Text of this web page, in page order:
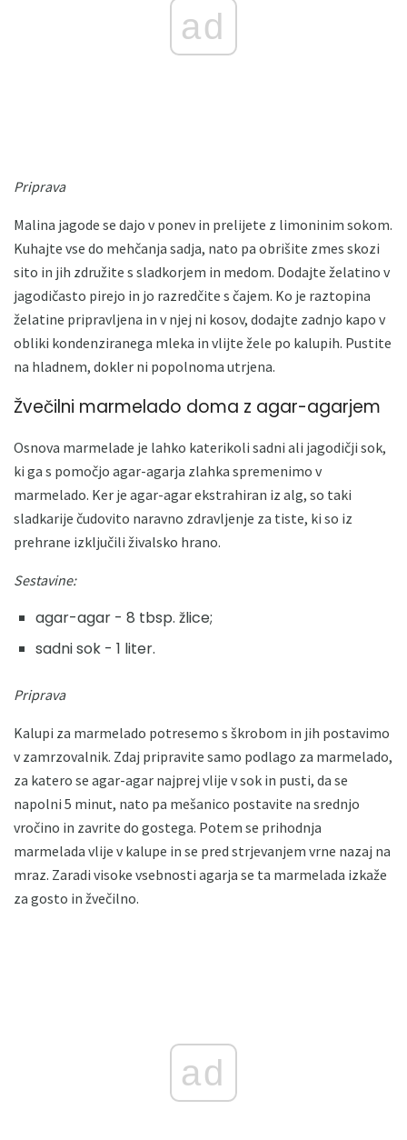
ad
Priprava
Malina jagode se dajo v ponev in prelijete z limoninim sokom.
Kuhajte vse do mehčanja sadja, nato pa obrišite zmes skozi
sito in jih združite s sladkorjem in medom. Dodajte želatino v
jagodičasto pirejo in jo razredčite s čajem. Ko je raztopina
želatine pripravljena in v njej ni kosov, dodajte zadnjo kapo v
obliki kondenziranega mleka in vlijte žele po kalupih. Pustite
na hladnem, dokler ni popolnoma utrjena.
Žvečilni marmelado doma z agar-agarjem
Osnova marmelade je lahko katerikoli sadni ali jagodičji sok,
ki ga s pomočjo agar-agarja zlahka spremenimo v
marmelado. Ker je agar-agar ekstrahiran iz alg, so taki
sladkarije čudovito naravno zdravljenje za tiste, ki so iz
prehrane izključili živalsko hrano.
Sestavine:
agar-agar - 8 tbsp. žlice;
sadni sok - 1 liter.
Priprava
Kalupi za marmelado potresemo s škrobom in jih postavimo
v zamrzovalnik. Zdaj pripravite samo podlago za marmelado,
za katero se agar-agar najprej vlije v sok in pusti, da se
napolni 5 minut, nato pa mešanico postavite na srednjo
vročino in zavrite do gostega. Potem se prihodnja
marmelada vlije v kalupe in se pred strjevanjem vrne nazaj na
mraz. Zaradi visoke vsebnosti agarja se ta marmelada izkaže
za gosto in žvečilno.
ad